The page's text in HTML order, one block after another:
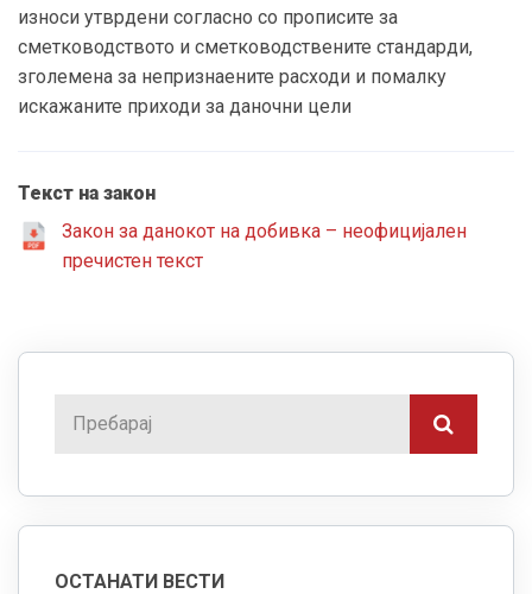
износи утврдени согласно со прописите за
сметководството и сметководствените стандарди,
зголемена за непризнаените расходи и помалку
искажаните приходи за даночни цели
Текст на закон
Закон за данокот на добивка – неофицијален
пречистен текст
ОСТАНАТИ ВЕСТИ